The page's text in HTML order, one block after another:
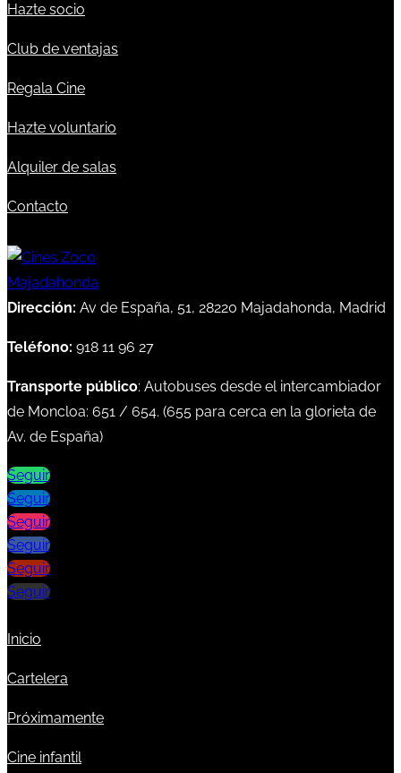
Hazte socio
Club de ventajas
Regala Cine
Hazte voluntario
Alquiler de salas
Contacto
Dirección: Av de España, 51, 28220 Majadahonda, Madrid
Teléfono: 918 11 96 27
Transporte público: Autobuses desde el intercambiador
de Moncloa: 651 / 654. (655 para cerca en la glorieta de
Av. de España)
Seguir
Seguir
Seguir
Seguir
Seguir
Seguir
Inicio
Cartelera
Próximamente
Cine infantil